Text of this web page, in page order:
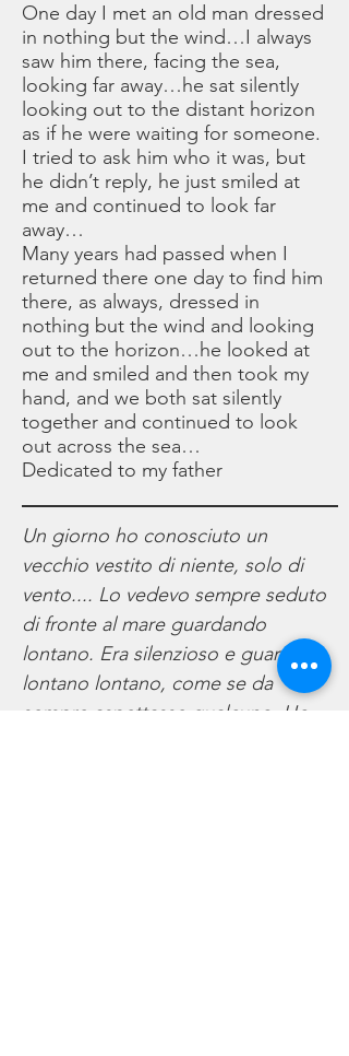
One day I met an old man dressed
in nothing but the wind…I always
saw him there, facing the sea,
looking far away…he sat silently
looking out to the distant horizon
as if he were waiting for someone.
I tried to ask him who it was, but
he didn’t reply, he just smiled at
me and continued to look far
away…
Many years had passed when I
returned there one day to find him
there, as always, dressed in
nothing but the wind and looking
out to the horizon…he looked at
me and smiled and then took my
hand, and we both sat silently
together and continued to look
out across the sea…
Dedicated to my father
Un giorno ho conosciuto un
vecchio vestito di niente, solo di
vento.... Lo vedevo sempre seduto
di fronte al mare guardando
lontano. Era silenzioso e guardava
lontano lontano, come se da
sempre aspettasse qualcuno. Ho